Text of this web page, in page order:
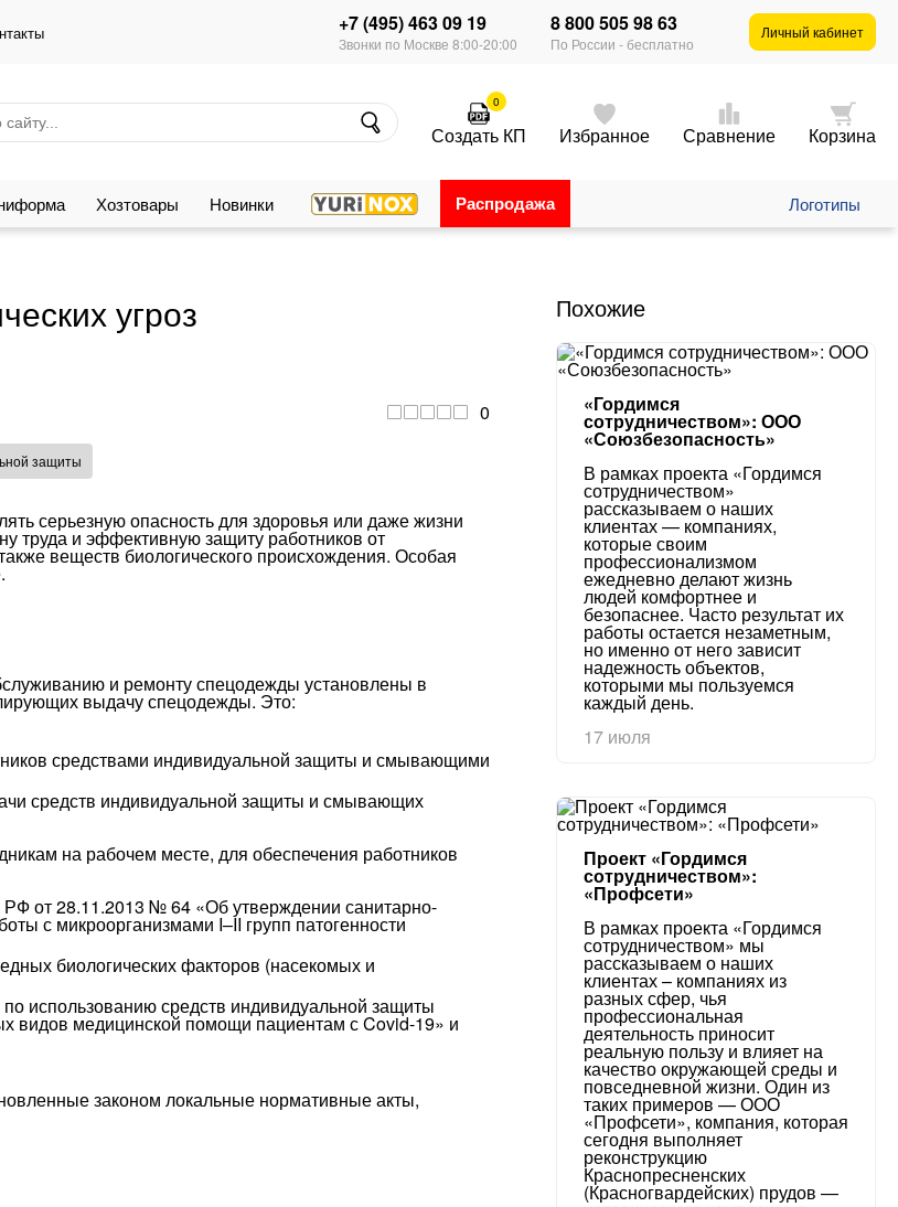
+7 (495) 463 09 19
Звонки по Москве 8:00-20:00
8 800 505 98 63
По России - бесплатно
Личный кабинет
0
Создать КП Избранное Сравнение Корзина
Хозтовары Новинки Распродажа Логотипы
Похожие
«Гордимся
сотрудничеством»: ООО
«Союзбезопасность»
В рамках проекта «Гордимся
сотрудничеством»
рассказываем о наших
клиентах — компаниях,
которые своим
профессионализмом
ежедневно делают жизнь
людей комфортнее и
безопаснее. Часто результат их
работы остается незаметным,
но именно от него зависит
надежность объектов,
которыми мы пользуемся
каждый день.
17 июля
Проект «Гордимся
сотрудничеством»:
«Профсети»
В рамках проекта «Гордимся
сотрудничеством» мы
рассказываем о наших
клиентах – компаниях из
разных сфер, чья
профессиональная
деятельность приносит
реальную пользу и влияет на
качество окружающей среды и
повседневной жизни. Один из
таких примеров — ООО
«Профсети», компания, которая
сегодня выполняет
реконструкцию
Краснопресненских
(Красногвардейских) прудов —
угроз
0
защиты
серьезную опасность для здоровья или даже жизни
труда и эффективную защиту работников от
веществ биологического происхождения. Особая
и ремонту спецодежды установлены в
выдачу спецодежды. Это:
средствами индивидуальной защиты и смывающими
средств индивидуальной защиты и смывающих
на рабочем месте, для обеспечения работников
РФ от 28.11.2013 № 64 «Об утверждении санитарно-
с микроорганизмами I–II групп патогенности
биологических факторов (насекомых и
использованию средств индивидуальной защиты
видов медицинской помощи пациентам с Covid-19» и
законом локальные нормативные акты,
×